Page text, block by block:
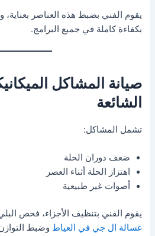
يقوم الفني بضبط هذه العناصر
بكفاءة كاملة في جميع البرامج.
صيانة المشاكل
الشائعة
تشمل المشاكل:
ضعف دوران الحلة
اهتزاز الحلة أثناء العصر
أصوات غير طبيعية
يقوم الفني بتنظيف الأجزاء، فحص
غسالة ال جي في العياط وضبط